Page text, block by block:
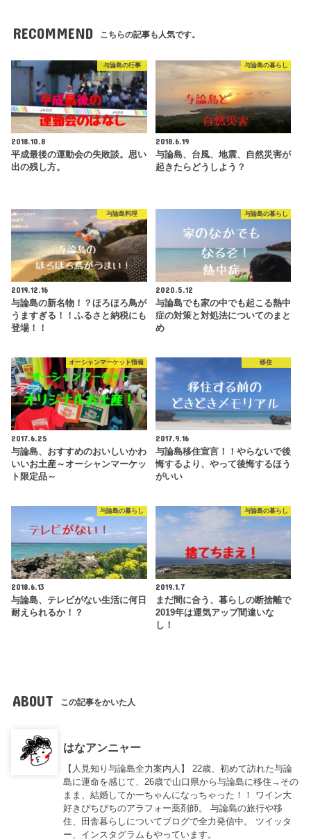
RECOMMEND こちらの記事も人気です。
与論島の行事
2018.10.8
平成最後の運動会の失敗談。思い
出の残し方。
与論島の暮らし
2018.6.19
与論島、台風、地震、自然災害が
起きたらどうしよう？
与論島料理
2019.12.16
与論島の新名物！？ほろほろ鳥が
うますぎる！！ふるさと納税にも
登場！！
与論島の暮らし
2020.5.12
与論島でも家の中でも起こる熱中
症の対策と対処法についてのまと
め
オーシャンマーケット情報
2017.6.25
与論島、おすすめのおいしいかわ
いいお土産～オーシャンマーケッ
ト限定品～
移住
2017.9.16
与論島移住宣言！！やらないで後
悔するより、やって後悔するほう
がいい
与論島の暮らし
2018.6.13
与論島、テレビがない生活に何日
耐えられるか！？
与論島の暮らし
2019.1.7
まだ間に合う、暮らしの断捨離で
2019年は運気アップ間違いな
し！
ABOUT この記事をかいた人
はなアンニャー
【人見知り与論島全力案内人】 22歳、初めて訪れた与論
島に運命を感じて、26歳で山口県から与論島に移住→その
まま、結婚してかーちゃんになっちゃった！！ ワイン大
好きぴちぴちのアラフォー薬剤師。 与論島の旅行や移
住、田舎暮らしについてブログで全力発信中。 ツイッタ
ー、インスタグラムもやっています。